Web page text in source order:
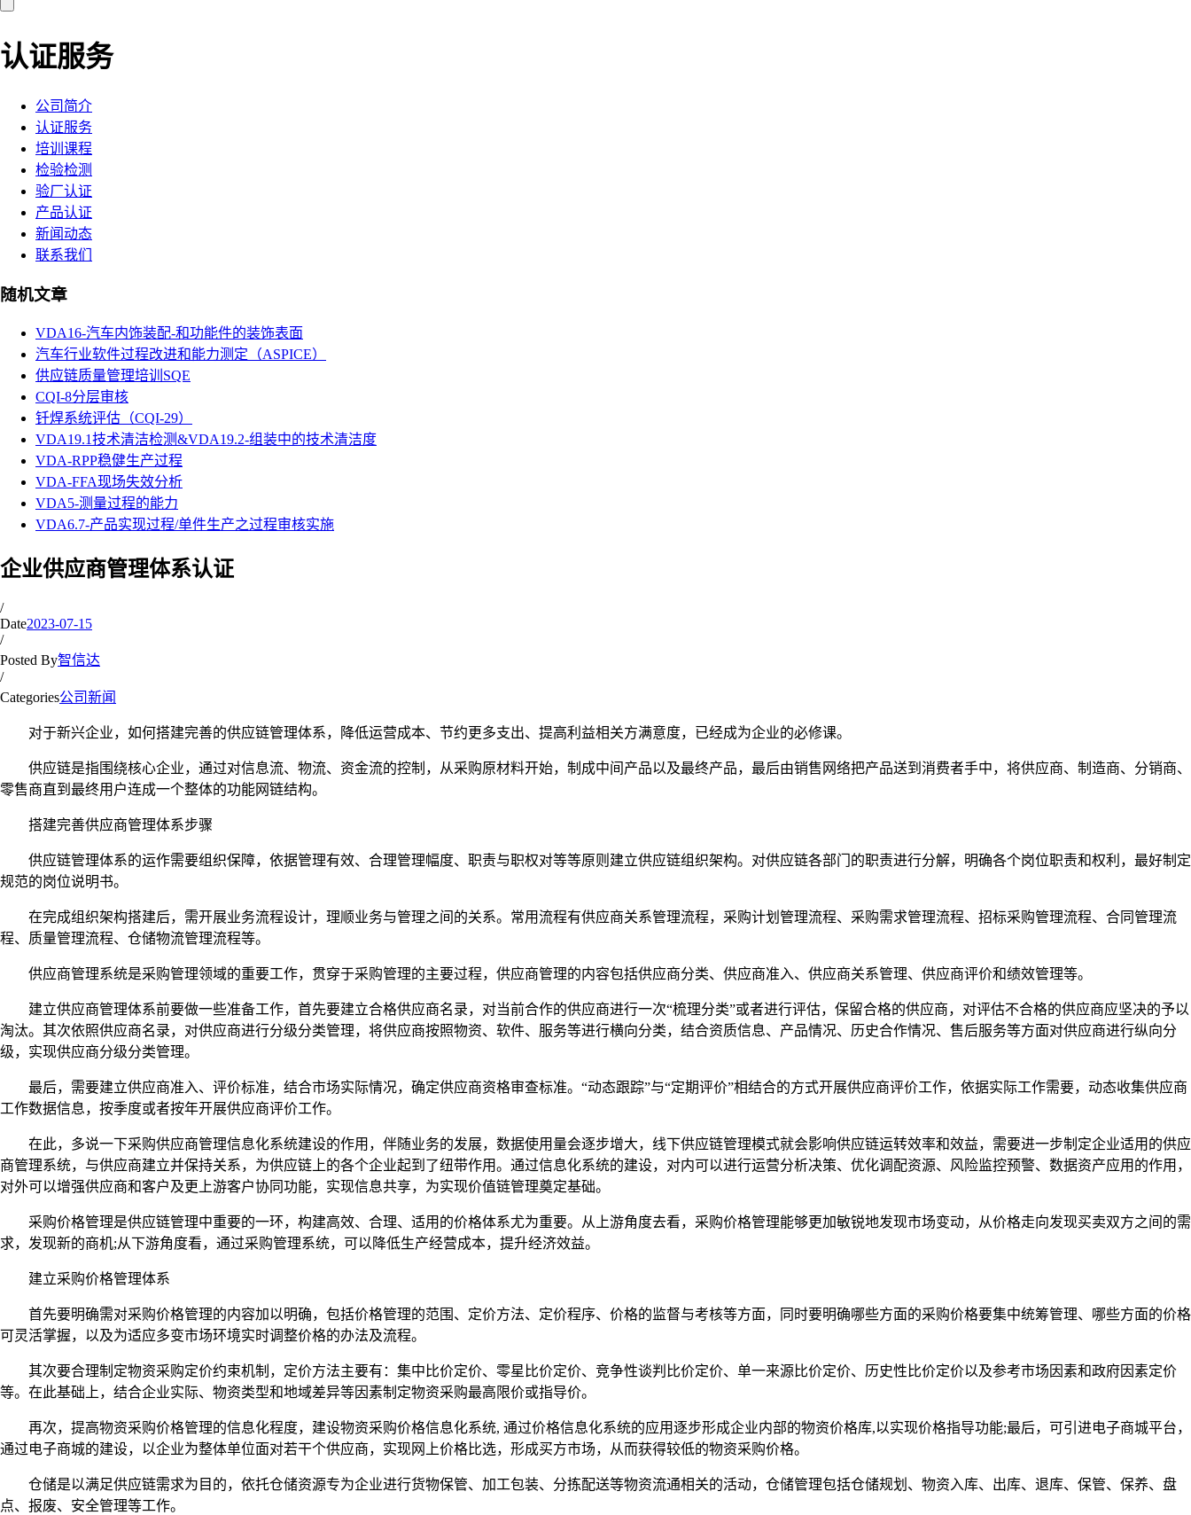
认证服务
公司简介
认证服务
培训课程
检验检测
验厂认证
产品认证
新闻动态
联系我们
随机文章
VDA16-汽车内饰装配-和功能件的装饰表面
汽车行业软件过程改进和能力测定（ASPICE）
供应链质量管理培训SQE
CQI-8分层审核
钎焊系统评估（CQI-29）
VDA19.1技术清洁检测&VDA19.2-组装中的技术清洁度
VDA-RPP稳健生产过程
VDA-FFA现场失效分析
VDA5-测量过程的能力
VDA6.7-产品实现过程/单件生产之过程审核实施
企业供应商管理体系认证
/
Date2023-07-15
/
Posted By智信达
/
Categories公司新闻
对于新兴企业，如何搭建完善的供应链管理体系，降低运营成本、节约更多支出、提高利益相关方满意度，已经成为企业的必修课。
供应链是指围绕核心企业，通过对信息流、物流、资金流的控制，从采购原材料开始，制成中间产品以及最终产品，最后由销售网络把产品送到消费者手中，将供应商、制造商、分销商、
零售商直到最终用户连成一个整体的功能网链结构。
搭建完善供应商管理体系步骤
供应链管理体系的运作需要组织保障，依据管理有效、合理管理幅度、职责与职权对等等原则建立供应链组织架构。对供应链各部门的职责进行分解，明确各个岗位职责和权利，最好制定
规范的岗位说明书。
在完成组织架构搭建后，需开展业务流程设计，理顺业务与管理之间的关系。常用流程有供应商关系管理流程，采购计划管理流程、采购需求管理流程、招标采购管理流程、合同管理流
程、质量管理流程、仓储物流管理流程等。
供应商管理系统是采购管理领域的重要工作，贯穿于采购管理的主要过程，供应商管理的内容包括供应商分类、供应商准入、供应商关系管理、供应商评价和绩效管理等。
建立供应商管理体系前要做一些准备工作，首先要建立合格供应商名录，对当前合作的供应商进行一次“梳理分类”或者进行评估，保留合格的供应商，对评估不合格的供应商应坚决的予以
淘汰。其次依照供应商名录，对供应商进行分级分类管理，将供应商按照物资、软件、服务等进行横向分类，结合资质信息、产品情况、历史合作情况、售后服务等方面对供应商进行纵向分
级，实现供应商分级分类管理。
最后，需要建立供应商准入、评价标准，结合市场实际情况，确定供应商资格审查标准。“动态跟踪”与“定期评价”相结合的方式开展供应商评价工作，依据实际工作需要，动态收集供应商
工作数据信息，按季度或者按年开展供应商评价工作。
在此，多说一下采购供应商管理信息化系统建设的作用，伴随业务的发展，数据使用量会逐步增大，线下供应链管理模式就会影响供应链运转效率和效益，需要进一步制定企业适用的供应
商管理系统，与供应商建立并保持关系，为供应链上的各个企业起到了纽带作用。通过信息化系统的建设，对内可以进行运营分析决策、优化调配资源、风险监控预警、数据资产应用的作用，
对外可以增强供应商和客户及更上游客户协同功能，实现信息共享，为实现价值链管理奠定基础。
采购价格管理是供应链管理中重要的一环，构建高效、合理、适用的价格体系尤为重要。从上游角度去看，采购价格管理能够更加敏锐地发现市场变动，从价格走向发现买卖双方之间的需
求，发现新的商机;从下游角度看，通过采购管理系统，可以降低生产经营成本，提升经济效益。
建立采购价格管理体系
首先要明确需对采购价格管理的内容加以明确，包括价格管理的范围、定价方法、定价程序、价格的监督与考核等方面，同时要明确哪些方面的采购价格要集中统筹管理、哪些方面的价格
可灵活掌握，以及为适应多变市场环境实时调整价格的办法及流程。
其次要合理制定物资采购定价约束机制，定价方法主要有：集中比价定价、零星比价定价、竞争性谈判比价定价、单一来源比价定价、历史性比价定价以及参考市场因素和政府因素定价
等。在此基础上，结合企业实际、物资类型和地域差异等因素制定物资采购最高限价或指导价。
再次，提高物资采购价格管理的信息化程度，建设物资采购价格信息化系统, 通过价格信息化系统的应用逐步形成企业内部的物资价格库,以实现价格指导功能;最后，可引进电子商城平台，
通过电子商城的建设，以企业为整体单位面对若干个供应商，实现网上价格比选，形成买方市场，从而获得较低的物资采购价格。
仓储是以满足供应链需求为目的，依托仓储资源专为企业进行货物保管、加工包装、分拣配送等物资流通相关的活动，仓储管理包括仓储规划、物资入库、出库、退库、保管、保养、盘
点、报废、安全管理等工作。